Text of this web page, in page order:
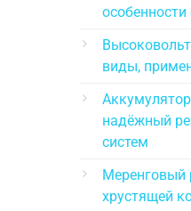
виды,
надёжный
систем
Меренговый
хрустящей